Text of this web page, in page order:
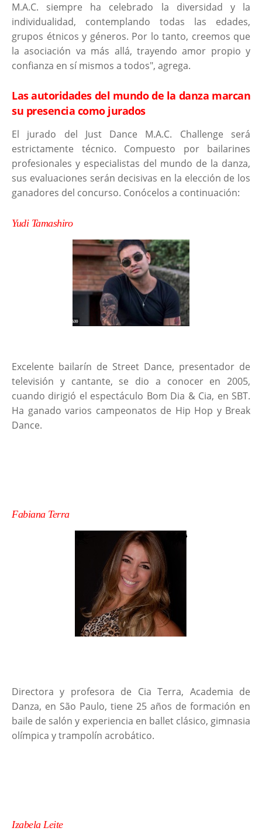
M.A.C. siempre ha celebrado la diversidad y la
individualidad, contemplando todas las edades,
grupos étnicos y géneros. Por lo tanto, creemos que
la asociación va más allá, trayendo amor propio y
confianza en sí mismos a todos", agrega.
Las autoridades del mundo de la danza marcan
su presencia como jurados
El jurado del Just Dance M.A.C. Challenge será
estrictamente técnico. Compuesto por bailarines
profesionales y especialistas del mundo de la danza,
sus evaluaciones serán decisivas en la elección de los
ganadores del concurso. Conócelos a continuación:
Yudi Tamashiro
Excelente bailarín de Street Dance, presentador de
televisión y cantante, se dio a conocer en 2005,
cuando dirigió el espectáculo Bom Dia & Cia, en SBT.
Ha ganado varios campeonatos de Hip Hop y Break
Dance.
Fabiana Terra
Directora y profesora de Cia Terra, Academia de
Danza, en São Paulo, tiene 25 años de formación en
baile de salón y experiencia en ballet clásico, gimnasia
olímpica y trampolín acrobático.
Izabela Leite